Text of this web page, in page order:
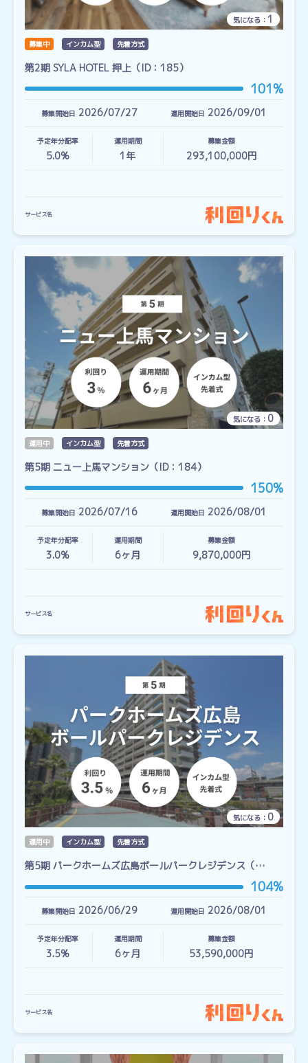
気になる： 1
募集中 インカム型 先着方式
第2期 SYLA HOTEL 押上（ID：185）
101%
募集開始日 2026/07/27 運用開始日 2026/09/01
予定年分配率
5.0%
運用期間
1 年
募集金額
293,100,000円
サービス名
気になる： 0
運用中 インカム型 先着方式
第5期 ニュー上馬マンション（ID：184）
150%
募集開始日 2026/07/16 運用開始日 2026/08/01
予定年分配率
3.0%
運用期間
6ヶ月
募集金額
9,870,000円
サービス名
気になる： 0
運用中 インカム型 先着方式
第5期 パークホームズ広島ボールパークレジデンス（…
104%
募集開始日 2026/06/29 運用開始日 2026/08/01
予定年分配率
3.5%
運用期間
6ヶ月
募集金額
53,590,000円
サービス名